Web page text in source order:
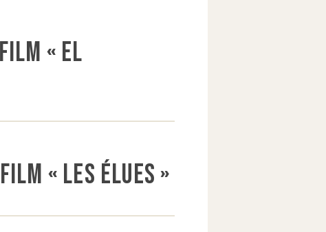
« El
« Les Élues »